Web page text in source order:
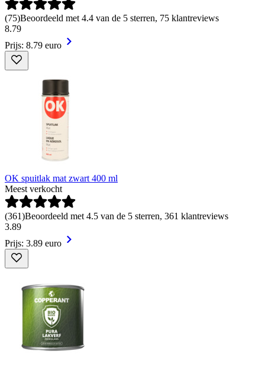
(75)Beoordeeld met 4.4 van de 5 sterren, 75 klantreviews
8.79
Prijs: 8.79 euro
OK spuitlak mat zwart 400 ml
Meest verkocht
(361)Beoordeeld met 4.5 van de 5 sterren, 361 klantreviews
3.89
Prijs: 3.89 euro